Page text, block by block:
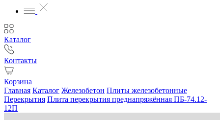
Каталог
Контакты
Корзина
Главная Каталог Железобетон Плиты железобетонные
Перекрытия Плита перекрытия преднапряжённая ПБ-74.12-
12П